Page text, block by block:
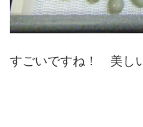
すごいですね！ 美し